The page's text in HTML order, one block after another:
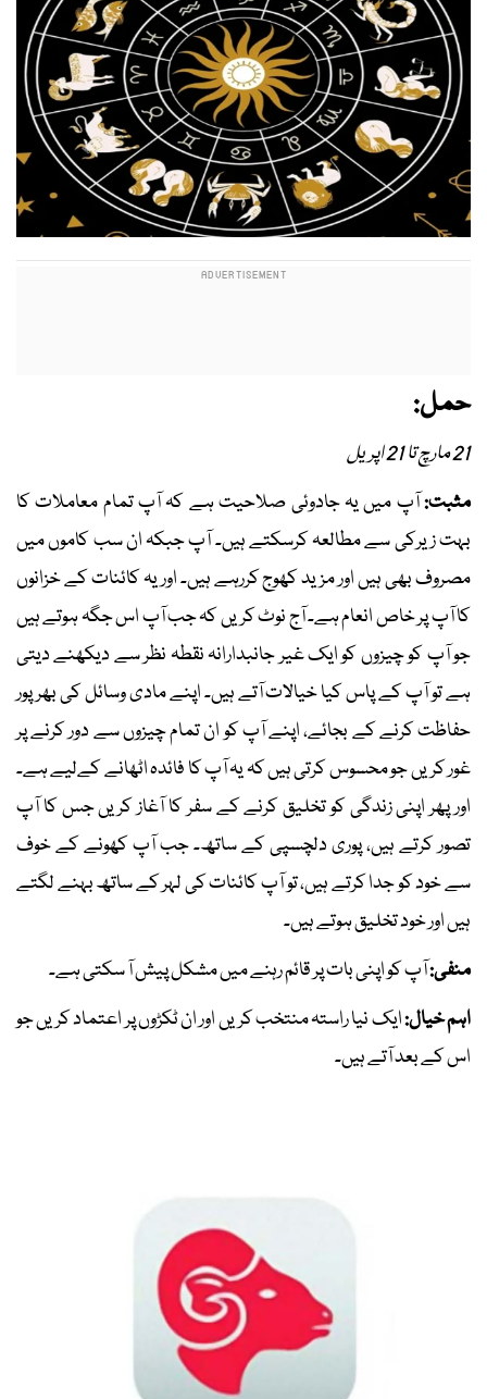
حمل:
21 مارچ تا 21 اپریل
مثبت:آپ میں یہ جادوئی صلاحیت ہے کہ آپ تمام معاملات کا
بہت زیرکی سے مطالعہ کرسکتے ہیں۔ آپ جبکہ ان سب کاموں میں
مصروف بھی ہیں اور مزید کھوج کررہے ہیں۔ اور یہ کائنات کے خزانوں
کا آپ پر خاص انعام ہے۔ آج نوٹ کریں کہ جب آپ اس جگہ ہوتے ہیں
جو آپ کو چیزوں کو ایک غیر جانبدارانہ نقطہ نظر سے دیکھنے دیتی
ہے تو آپ کے پاس کیا خیالات آتے ہیں۔ اپنے مادی وسائل کی بھرپور
حفاظت کرنے کے بجائے، اپنے آپ کو ان تمام چیزوں سے دور کرنے پر
غور کریں جو محسوس کرتی ہیں کہ یہ آپ کا فائدہ اٹھانے کےلیے ہے۔
اور پھر اپنی زندگی کو تخلیق کرنے کے سفر کا آغاز کریں جس کا آپ
تصور کرتے ہیں، پوری دلچسپی کے ساتھ۔ جب آپ کھونے کے خوف
سے خود کو جدا کرتے ہیں، تو آپ کائنات کی لہر کے ساتھ بہنے لگتے
ہیں اور خود تخلیق ہوتے ہیں۔
منفی:آپ کو اپنی بات پر قائم رہنے میں مشکل پیش آ سکتی ہے۔
اہم خیال:ایک نیا راستہ منتخب کریں اور ان ٹکڑوں پر اعتماد کریں جو
اس کے بعد آتے ہیں۔